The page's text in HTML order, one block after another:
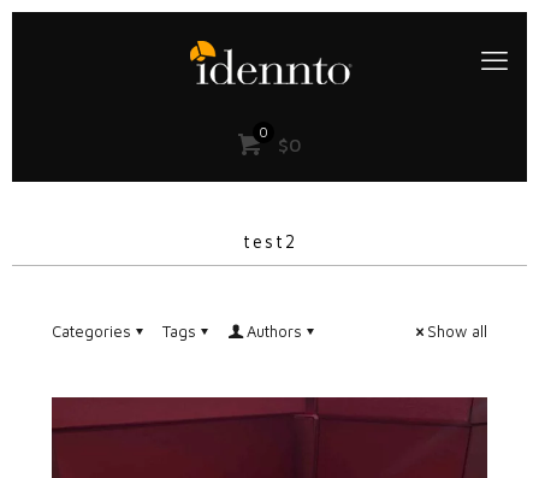
0
$0
test2
Categories Tags Authors Show all